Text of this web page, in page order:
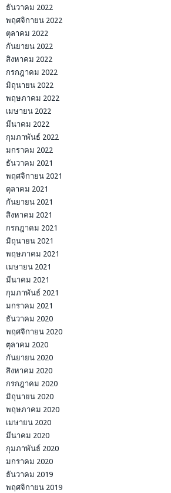
ธันวาคม 2022
พฤศจิกายน 2022
ตุลาคม 2022
กันยายน 2022
สิงหาคม 2022
กรกฎาคม 2022
มิถุนายน 2022
พฤษภาคม 2022
เมษายน 2022
มีนาคม 2022
กุมภาพันธ์ 2022
มกราคม 2022
ธันวาคม 2021
พฤศจิกายน 2021
ตุลาคม 2021
กันยายน 2021
สิงหาคม 2021
กรกฎาคม 2021
มิถุนายน 2021
พฤษภาคม 2021
เมษายน 2021
มีนาคม 2021
กุมภาพันธ์ 2021
มกราคม 2021
ธันวาคม 2020
พฤศจิกายน 2020
ตุลาคม 2020
กันยายน 2020
สิงหาคม 2020
กรกฎาคม 2020
มิถุนายน 2020
พฤษภาคม 2020
เมษายน 2020
มีนาคม 2020
กุมภาพันธ์ 2020
มกราคม 2020
ธันวาคม 2019
พฤศจิกายน 2019